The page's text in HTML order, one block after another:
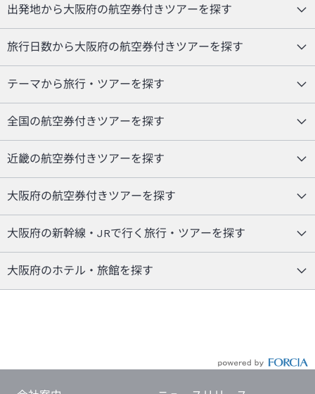
出発地から大阪府の航空券付きツアーを探す
旅行日数から大阪府の航空券付きツアーを探す
テーマから旅行・ツアーを探す
全国の航空券付きツアーを探す
近畿の航空券付きツアーを探す
大阪府の航空券付きツアーを探す
大阪府の新幹線・JRで行く旅行・ツアーを探す
大阪府のホテル・旅館を探す